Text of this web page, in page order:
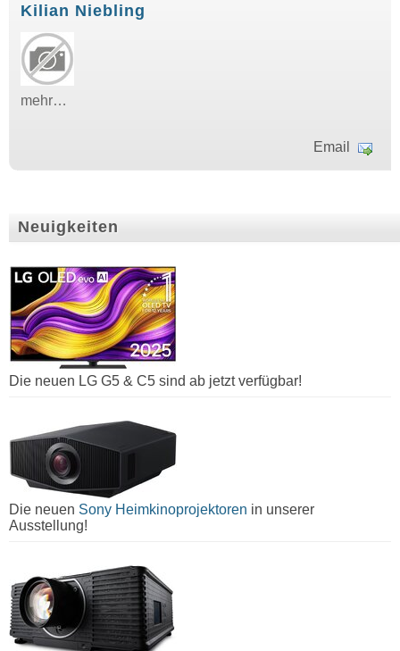
Kilian Niebling
mehr…
Email
Neuigkeiten
Die neuen LG G5 & C5 sind ab jetzt verfügbar!
Die neuen Sony Heimkinoprojektoren in unserer
Ausstellung!